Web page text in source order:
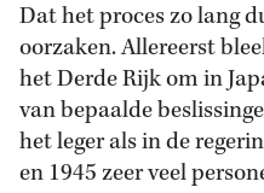
Dat het proces zo lang
oorzaken. Allereerst
het Derde Rijk om in
van bepaalde
het leger als in de
en 1945 zeer veel